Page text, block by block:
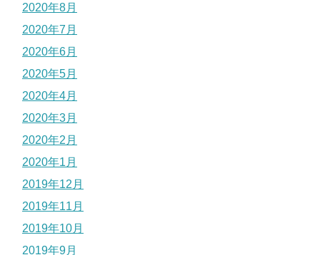
2020年8月
2020年7月
2020年6月
2020年5月
2020年4月
2020年3月
2020年2月
2020年1月
2019年12月
2019年11月
2019年10月
2019年9月